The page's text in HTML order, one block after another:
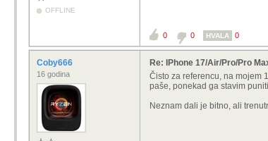
OFFLINE
0 0 HVALA 0
Coby666
16 godina
Re: IPhone 17/Air/Pro/Pro
Čisto za referencu, na mojem
paše, ponekad ga stavim
Neznam dali je bitno, ali